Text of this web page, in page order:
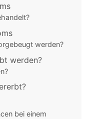
werden?
werden?
bei einem